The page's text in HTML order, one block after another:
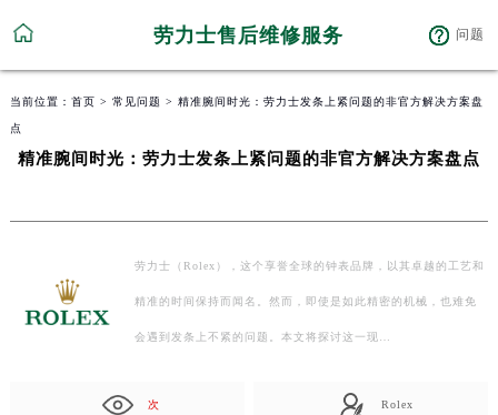
劳力士售后维修服务 问题
当前位置： 首页 > 常见问题 > 精准腕间时光：劳力士发条上紧问题的非官方解决方案盘
点
精准腕间时光：劳力士发条上紧问题的非官方解决方案盘点
劳力士（Rolex），这个享誉全球的钟表品牌，以其卓越的工艺和
精准的时间保持而闻名。然而，即使是如此精密的机械，也难免
会遇到发条上不紧的问题。本文将探讨这一现…
次 Rolex